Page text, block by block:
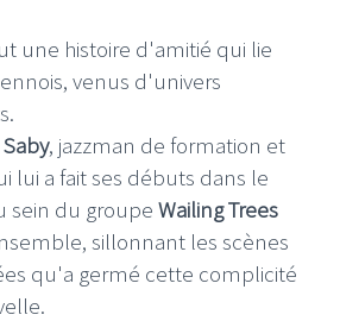
une histoire d'amitié qui lie
venus d'univers
, jazzman de formation et
lui a fait ses débuts dans le
sein du groupe Wailing Trees
sillonnant les scènes
qu'a germé cette complicité